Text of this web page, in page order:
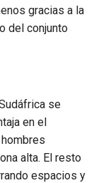
gracias a la
del conjunto
se
en el
alta. El resto
espacios y